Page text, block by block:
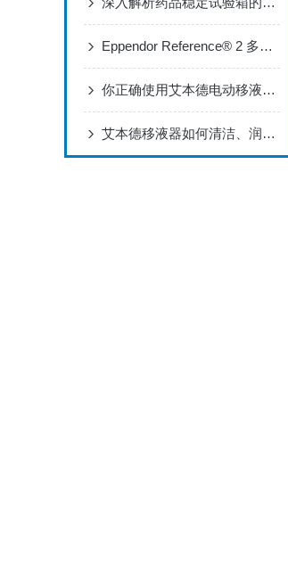
Eppendor Reference® 2 多道可调量程移液器产品介绍
你正确使用艾本德电动移液器了吗？
艾本德移液器如何清洁、润滑、消毒和自检？